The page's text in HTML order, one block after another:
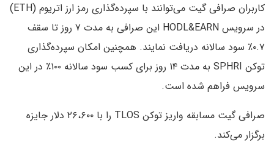
کاربران صرافی گیت می‌توانند با سپرده‌گذاری رمز ارز اتریوم (ETH)
در سرویس HODL&EARN این صرافی به مدت ۷ روز تا سقف
۰.۷٪ سود سالانه دریافت نمایند. همچنین امکان سپرده‌گذاری
توکن SPHRI به مدت ۱۴ روز برای کسب سود سالانه ۱۰۰٪ در این
سرویس فراهم شده است.
صرافی گیت مسابقه واریز توکن TLOS را با ۲۶،۶۰۰ دلار جایزه
برگزار می‌کند.